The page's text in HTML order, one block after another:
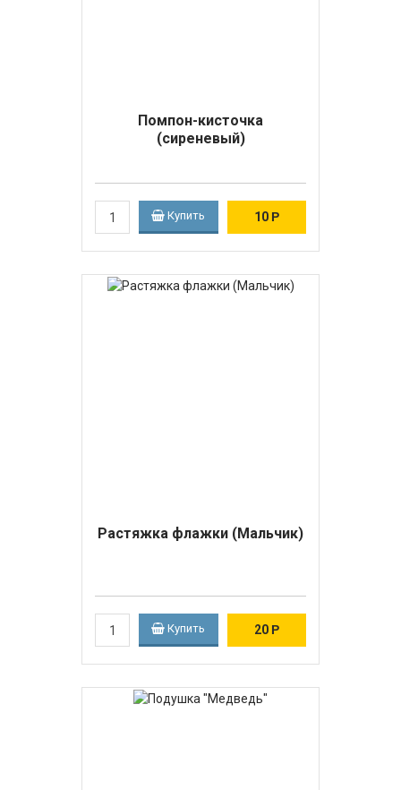
Помпон-кисточка
(сиреневый)
Купить 10 Р
Растяжка флажки (Мальчик)
Купить 20 Р